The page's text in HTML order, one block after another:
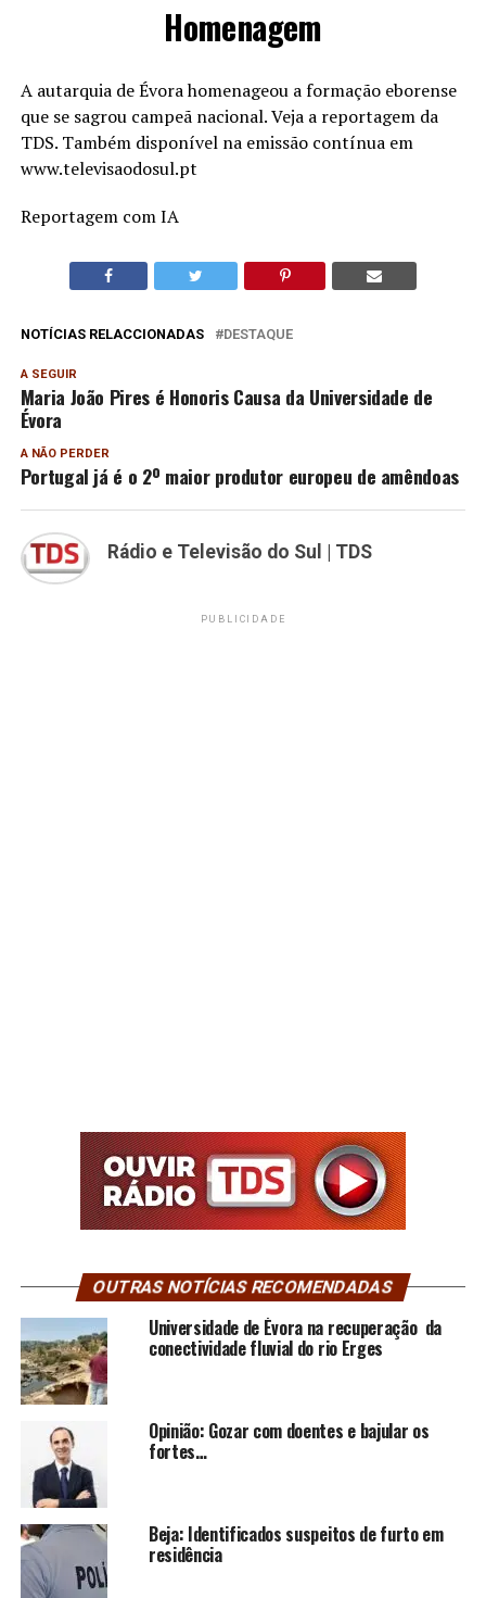
Homenagem
A autarquia de Évora homenageou a formação eborense
que se sagrou campeã nacional. Veja a reportagem da
TDS. Também disponível na emissão contínua em
www.televisaodosul.pt
Reportagem com IA
NOTÍCIAS RELACCIONADAS DESTAQUE
A SEGUIR
Maria João Pires é Honoris Causa da Universidade de
Évora
A NÃO PERDER
Portugal já é o 2º maior produtor europeu de amêndoas
Rádio e Televisão do Sul | TDS
PUBLICIDADE
OUTRAS NOTÍCIAS RECOMENDADAS
Universidade de Évora na recuperação da
conectividade fluvial do rio Erges
Opinião: Gozar com doentes e bajular os
fortes…
Beja: Identificados suspeitos de furto em
residência